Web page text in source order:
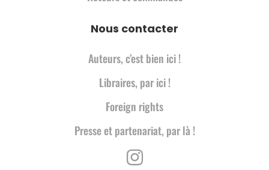
Nous contacter
Auteurs, c’est bien ici !
Libraires, par ici !
Foreign rights
Presse et partenariat, par là !